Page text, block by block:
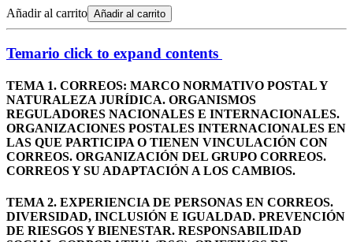
Añadir al carrito Añadir al carrito
Temario click to expand contents
TEMA 1. CORREOS: MARCO NORMATIVO POSTAL Y
NATURALEZA JURÍDICA. ORGANISMOS
REGULADORES NACIONALES E INTERNACIONALES.
ORGANIZACIONES POSTALES INTERNACIONALES EN
LAS QUE PARTICIPA O TIENEN VINCULACIÓN CON
CORREOS. ORGANIZACIÓN DEL GRUPO CORREOS.
CORREOS Y SU ADAPTACIÓN A LOS CAMBIOS.
TEMA 2. EXPERIENCIA DE PERSONAS EN CORREOS.
DIVERSIDAD, INCLUSIÓN E IGUALDAD. PREVENCIÓN
DE RIESGOS Y BIENESTAR. RESPONSABILIDAD